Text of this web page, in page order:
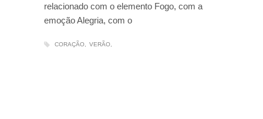
relacionado com o elemento Fogo, com a
emoção Alegria, com o
CORAÇÃO VERÃO